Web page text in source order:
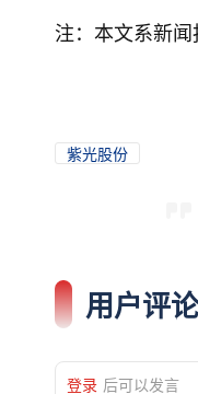
注：本文系新
紫光股份
用户评论
登录 后可以发言